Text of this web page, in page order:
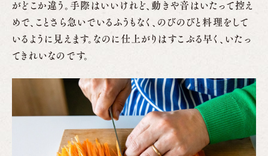
がどこか違う。手際はいいけれど、動きや音はいたって控え
めで、ことさら急いでいるふうもなく、のびのびと料理をして
いるように見えます。なのに仕上がりはすこぶる早く、いたっ
てきれいなのです。